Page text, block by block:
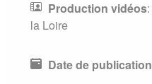
Production vidéos:
la Loire
Date de publication